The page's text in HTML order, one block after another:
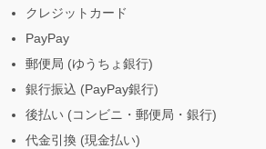
クレジットカード
PayPay
郵便局 (ゆうちょ銀行)
銀行振込 (PayPay銀行)
後払い (コンビニ・郵便局・銀行)
代金引換 (現金払い)